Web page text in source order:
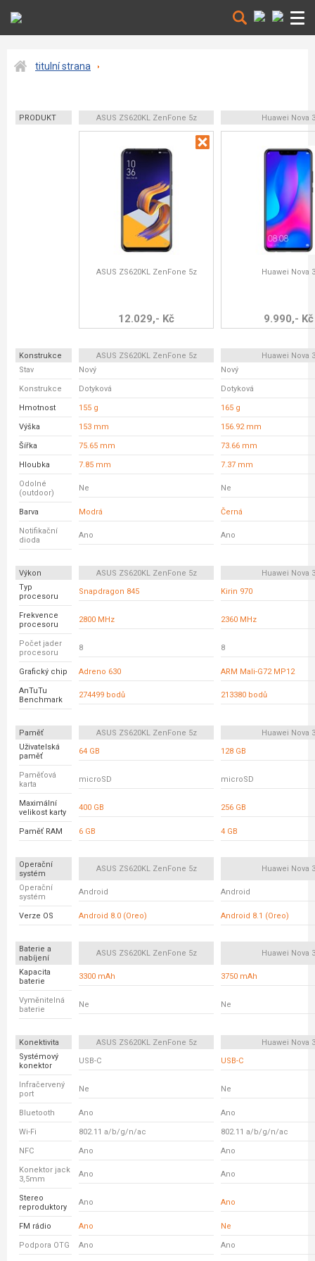
titulní strana
PRODUKT ASUS ZS620KL ZenFone 5z Huawei Nova 3
ASUS ZS620KL ZenFone 5z
12.029,- Kč
Huawei Nova 3
9.990,- Kč
Konstrukce ASUS ZS620KL ZenFone 5z
Huawei Nova 3
Stav
Nový Nový
Konstrukce Dotyková Dotyková
Hmotnost 155 g 165 g
Výška 153 mm 156.92 mm
Šířka 75.65 mm 73.66 mm
Hloubka 7.85 mm 7.37 mm
Odolné
(outdoor)
Ne Ne
Barva Modrá Černá
Notifikační
dioda
Ano Ano
Výkon ASUS ZS620KL ZenFone 5z
Huawei Nova 3
Typ
procesoru
Snapdragon 845 Kirin 970
Frekvence
procesoru
2800 MHz 2360 MHz
Počet jader
procesoru
8 8
Grafický chip Adreno 630 ARM Mali-G72 MP12
AnTuTu
Benchmark
274499 bodů 213380 bodů
Paměť ASUS ZS620KL ZenFone 5z
Huawei Nova 3
Uživatelská
paměť
64 GB 128 GB
Paměťová
karta
microSD microSD
Maximální
velikost karty
400 GB 256 GB
Paměť RAM 6 GB 4 GB
Operační
systém
ASUS ZS620KL ZenFone 5z Huawei Nova 3
Operační
systém
Android Android
Verze OS Android 8.0 (Oreo) Android 8.1 (Oreo)
Baterie a
nabíjení
ASUS ZS620KL ZenFone 5z Huawei Nova 3
Kapacita
baterie
3300 mAh 3750 mAh
Vyměnitelná
baterie
Ne Ne
Konektivita ASUS ZS620KL ZenFone 5z
Huawei Nova 3
Systémový
konektor
USB-C USB-C
Infračervený
port
Ne Ne
Bluetooth Ano Ano
Wi-Fi 802.11 a/b/g/n/ac 802.11 a/b/g/n/ac
NFC Ano Ano
Konektor jack
3,5mm
Ano Ano
Stereo
reproduktory
Ano Ano
FM rádio Ano Ne
Podpora OTG Ano Ano